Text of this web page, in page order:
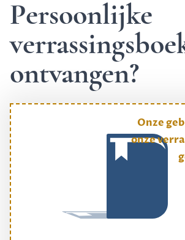
Persoonlijke
ontvangen?
Onze
onze